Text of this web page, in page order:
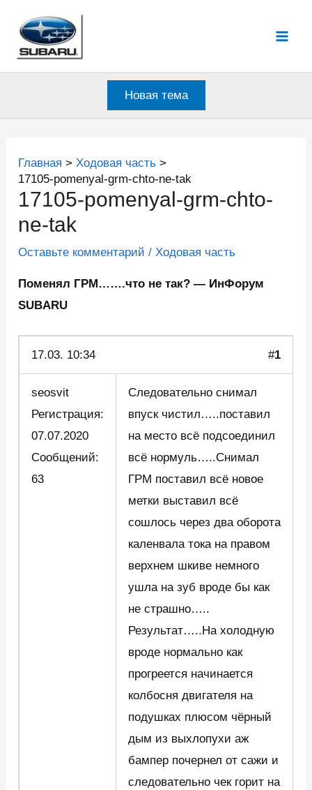
содержимому
Новая тема
Главная
Ходовая часть
17105-pomenyal-grm-chto-ne-tak
17105-pomenyal-grm-chto-
ne-tak
Оставьте комментарий /Ходовая часть
Поменял ГРМ…….что не так? — ИнФорум
SUBARU
17.03. 10:34 #1
seosvit
Регистрация:
07.07.2020
Сообщений:
63
Следовательно снимал
впуск чистил…..поставил
на место всё подсоединил
всё нормуль…..Снимал
ГРМ поставил всё новое
метки выставил всё
сошлось через два оборота
каленвала тока на правом
верхнем шкиве немного
ушла на зуб вроде бы как
не страшно…..
Результат…..На холодную
вроде нормально как
прогреется начинается
колбосня двигателя на
подушках плюсом чёрный
дым из выхлопухи аж
бампер почернел от сажи и
следовательно чек горит на